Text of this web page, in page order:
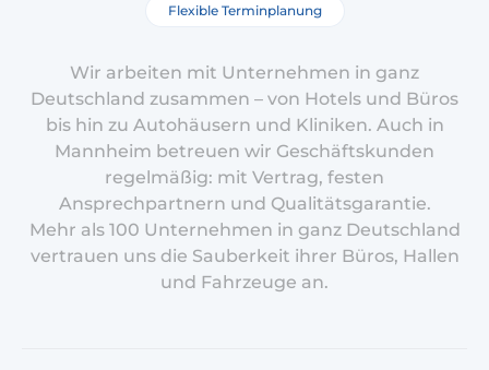
Flexible Terminplanung
Wir arbeiten mit Unternehmen in ganz
Deutschland zusammen – von Hotels und Büros
bis hin zu Autohäusern und Kliniken. Auch in
Mannheim betreuen wir Geschäftskunden
regelmäßig: mit Vertrag, festen
Ansprechpartnern und Qualitätsgarantie.
Mehr als 100 Unternehmen in ganz Deutschland
vertrauen uns die Sauberkeit ihrer Büros, Hallen
und Fahrzeuge an.